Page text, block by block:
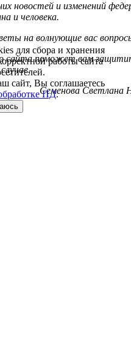
новостей и изменений
и человека.
на волнующие вас
сайта поможет вам
Семенова Светлана
для сбора и хранения
работы сайта
сайт, Вы соглашаетесь
ПД.